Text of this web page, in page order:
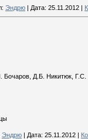
Эндрю Дата: 25.11.2012
Бочаров, Д.Б. Никитюк,
Эндрю | Дата: 25.11.2012 |